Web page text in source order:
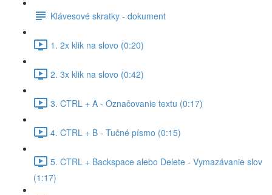
Klávesové skratky - dokument
1. 2x klik na slovo (0:20)
2. 3x klik na slovo (0:42)
3. CTRL + A - Označovanie textu (0:17)
4. CTRL + B - Tučné písmo (0:15)
5. CTRL + Backspace alebo Delete - Vymazávanie slov
(1:17)